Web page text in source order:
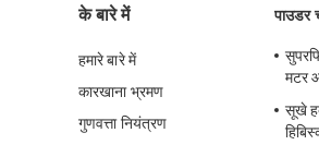
के बारे में
हमारे बारे में
कारखाना भ्रमण
गुणवत्ता नियंत्रण
पाउडर
मटर
सूखे